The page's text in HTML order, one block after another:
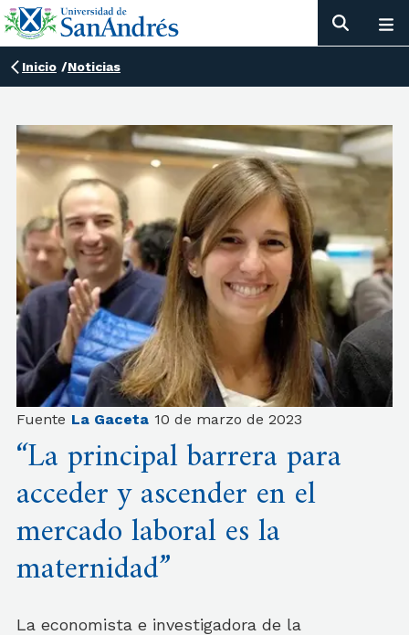
Inicio /Noticias
Fuente La Gaceta 10 de marzo de 2023
“La principal barrera para
acceder y ascender en el
mercado laboral es la
maternidad”
La economista e investigadora de la